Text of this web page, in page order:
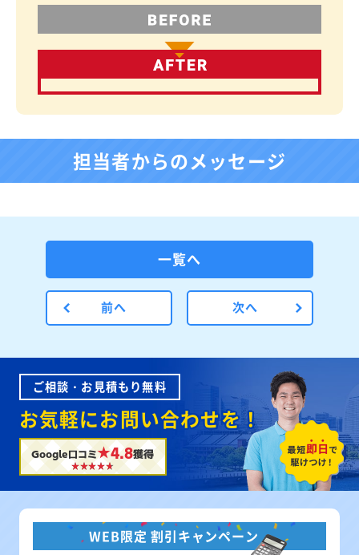
担当者からのメッセージ
前へ
一覧へ
次へ
ご相談・お見積もり無料
お気軽にお問い合わせを！
Google口コミ★4.8獲得
WEB限定 割引キャンペーン